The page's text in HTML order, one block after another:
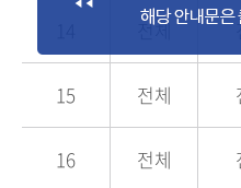
전체
15 전체
16 전체